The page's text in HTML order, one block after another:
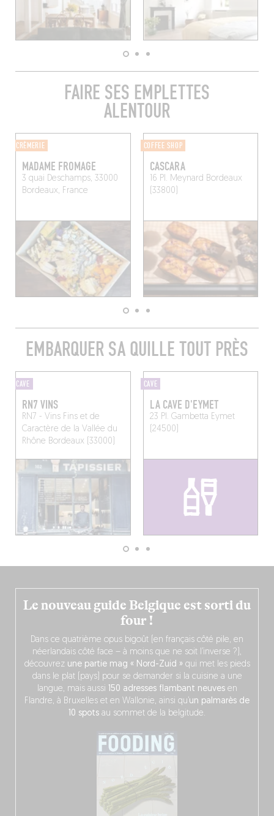
FAIRE SES EMPLETTES
ALENTOUR
CRÈMERIE
MADAME FROMAGE
3 quai Deschamps, 33000
Bordeaux, France
COFFEE SHOP
CASCARA
16 Pl. Meynard Bordeaux
(33800)
EMBARQUER SA QUILLE TOUT PRÈS
CAVE
RN7 VINS
RN7 - Vins Fins et de
Caractère de la Vallée du
Rhône Bordeaux (33000)
CAVE
LA CAVE D'EYMET
23 Pl. Gambetta Eymet
(24500)
Le nouveau guide Belgique est sorti du
four !
Dans ce quatrième opus bigoût (en français côté pile, en
néerlandais côté face – à moins que ne soit l’inverse ?),
découvrez une partie mag « Nord-Zuid » qui met les pieds
dans le plat (pays) pour se demander si la cuisine a une
langue, mais aussi 150 adresses flambant neuvesen
Flandre, à Bruxelles et en Wallonie, ainsi qu’ un palmarès de
10 spots au sommet de la belgitude.